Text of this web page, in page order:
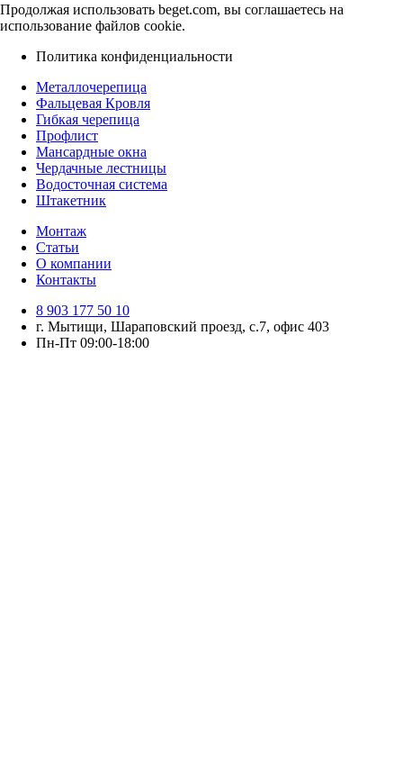
Продолжая использовать beget.com, вы соглашаетесь на
использование файлов cookie.
Политика конфиденциальности
Металлочерепица
Фальцевая Кровля
Гибкая черепица
Профлист
Мансардные окна
Чердачные лестницы
Водосточная система
Штакетник
Монтаж
Статьи
О компании
Контакты
8 903 177 50 10
г. Мытищи, Шараповский проезд, с.7, офис 403
Пн-Пт 09:00-18:00